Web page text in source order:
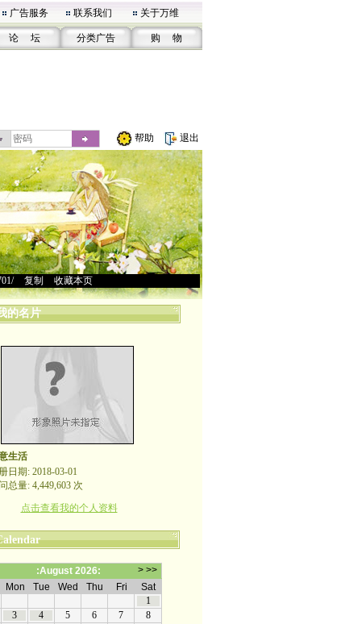
广告服务 联系我们 关于万维
论 坛 分类广告 购 物
帮助 退出
> 复制 收藏本页
的名片
生活
日期: 2018-03-01
总量: 4,449,603 次
点击查看我的个人资料